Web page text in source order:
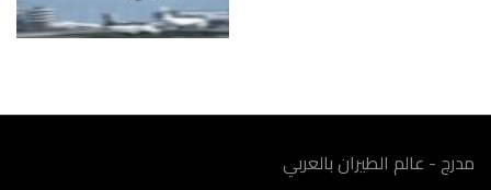
مدرج - عالم الطيران بالعربي